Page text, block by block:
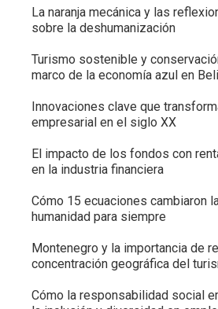
La naranja mecánica y las
sobre la deshumanización
Turismo sostenible y
marco de la economía azul en
Innovaciones clave que
empresarial en el siglo XX
El impacto de los fondos con
en la industria financiera
Cómo 15 ecuaciones cambiaron
humanidad para siempre
Montenegro y la importancia de
concentración geográfica del
Cómo la responsabilidad social